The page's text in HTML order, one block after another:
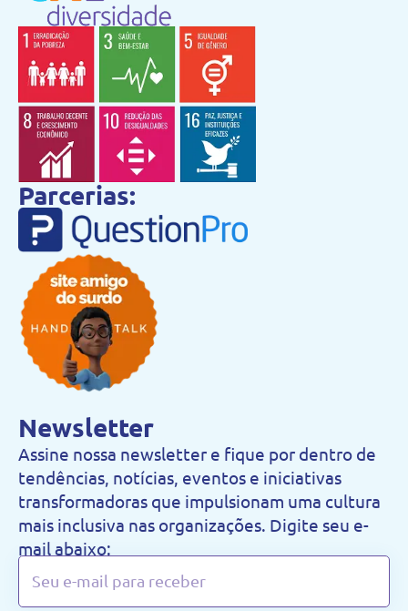
Parcerias:
Newsletter
Assine nossa newsletter e fique por dentro de
tendências, notícias, eventos e iniciativas
transformadoras que impulsionam uma cultura
mais inclusiva nas organizações. Digite seu e-
mail abaixo: